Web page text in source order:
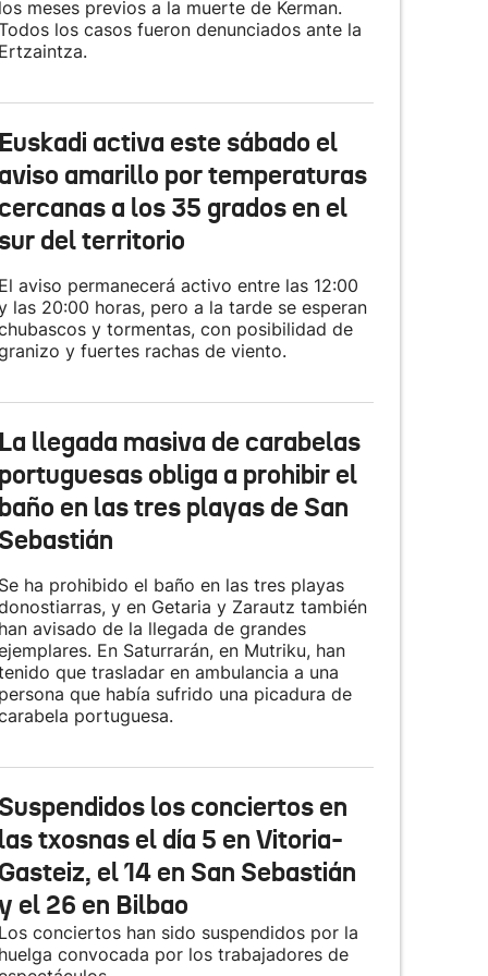
meses previos a la muerte de Kerman.
los casos fueron denunciados ante la
activa este sábado el
amarillo por temperaturas
a los 35 grados en el
del territorio
aviso permanecerá activo entre las 12:00
las 20:00 horas, pero a la tarde se esperan
y tormentas, con posibilidad de
y fuertes rachas de viento.
llegada masiva de carabelas
obliga a prohibir el
en las tres playas de San
ha prohibido el baño en las tres playas
y en Getaria y Zarautz también
avisado de la llegada de grandes
En Saturrarán, en Mutriku, han
que trasladar en ambulancia a una
que había sufrido una picadura de
portuguesa.
los conciertos en
txosnas el día 5 en Vitoria-
el 14 en San Sebastián
el 26 en Bilbao
conciertos han sido suspendidos por la
convocada por los trabajadores de